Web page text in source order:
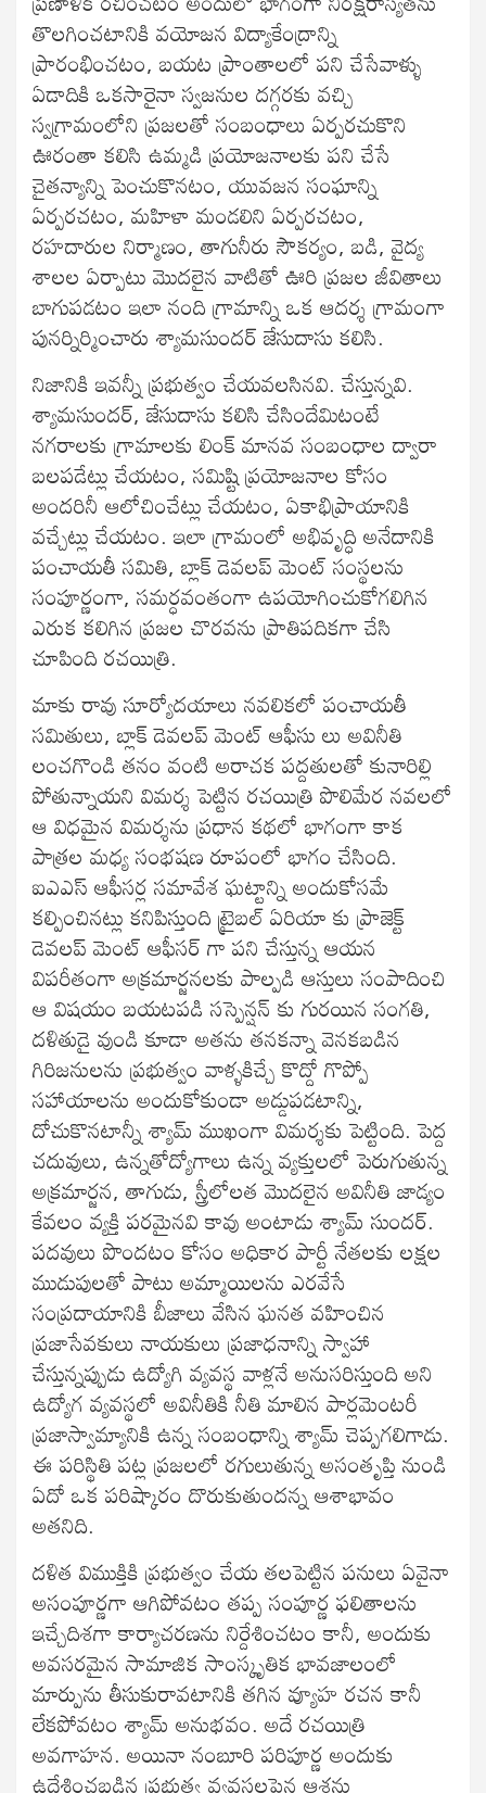
తొలగించటానికి వయోజన విద్యాకేంద్రాన్ని
ప్రారంభించటం, బయట ప్రాంతాలలో పని చేసేవాళ్ళు
ఏడాదికి ఒకసారైనా స్వజనుల దగ్గరకు వచ్చి
స్వగ్రామంలోని ప్రజలతో సంబంధాలు ఏర్పరచుకొని
ఊరంతా కలిసి ఉమ్మడి ప్రయోజనాలకు పని చేసే
చైతన్యాన్ని పెంచుకొనటం, యువజన సంఘాన్ని
ఏర్పరచటం, మహిళా మండలిని ఏర్పరచటం,
రహదారుల నిర్మాణం, తాగునీరు సౌకర్యం, బడి, వైద్య
శాలల ఏర్పాటు మొదలైన వాటితో ఊరి ప్రజల జీవితాలు
బాగుపడటం ఇలా నంది గ్రామాన్ని ఒక ఆదర్శ గ్రామంగా
పునర్నిర్మించారు శ్యామసుందర్ జేసుదాసు కలిసి.
నిజానికి ఇవన్నీ ప్రభుత్వం చేయవలసినవి. చేస్తున్నవి.
శ్యామసుందర్, జేసుదాసు కలిసి చేసిందేమిటంటే
నగరాలకు గ్రామాలకు లింక్ మానవ సంబంధాల ద్వారా
బలపడేట్లు చేయటం, సమిష్టి ప్రయోజనాల కోసం
అందరినీ ఆలోచించేట్లు చేయటం, ఏకాభిప్రాయానికి
వచ్చేట్లు చేయటం. ఇలా గ్రామంలో అభివృద్ధి అనేదానికి
పంచాయతీ సమితి, బ్లాక్ డెవలప్ మెంట్ సంస్థలను
సంపూర్ణంగా, సమర్ధవంతంగా ఉపయోగించుకోగలిగిన
ఎరుక కలిగిన ప్రజల చొరవను ప్రాతిపదికగా చేసి
చూపింది రచయిత్రి.
మాకు రావు సూర్యోదయాలు నవలికలో పంచాయతీ
సమితులు, బ్లాక్ డెవలప్ మెంట్ ఆఫీసు లు అవినీతి
లంచగొండి తనం వంటి అరాచక పద్దతులతో కునారిల్లి
పోతున్నాయని విమర్శ పెట్టిన రచయిత్రి పొలిమేర నవలలో
ఆ విధమైన విమర్శను ప్రధాన కథలో భాగంగా కాక
పాత్రల మధ్య సంభషణ రూపంలో భాగం చేసింది.
ఐఎఎస్ ఆఫీసర్ల సమావేశ ఘట్టాన్ని అందుకోసమే
కల్పించినట్లు కనిపిస్తుంది ట్రైబల్ ఏరియా కు ప్రాజెక్ట్
డెవలప్ మెంట్ ఆఫీసర్ గా పని చేస్తున్న ఆయన
విపరీతంగా అక్రమార్జనలకు పాల్పడి ఆస్తులు సంపాదించి
ఆ విషయం బయటపడి సస్పెన్షన్ కు గురయిన సంగతి,
దళితుడై వుండి కూడా అతను తనకన్నా వెనకబడిన
గిరిజనులను ప్రభుత్వం వాళ్ళకిచ్చే కొద్దో గొప్పో
సహాయాలను అందుకోకుండా అడ్డుపడటాన్ని,
దోచుకొనటాన్నీ శ్యామ్ ముఖంగా విమర్శకు పెట్టింది. పెద్ద
చదువులు, ఉన్నతోద్యోగాలు ఉన్న వ్యక్తులలో పెరుగుతున్న
అక్రమార్జన, తాగుడు, స్త్రీలోలత మొదలైన అవినీతి జాడ్యం
కేవలం వ్యక్తి పరమైనవి కావు అంటాడు శ్యామ్ సుందర్.
పదవులు పొందటం కోసం అధికార పార్టీ నేతలకు లక్షల
ముడుపులతో పాటు అమ్మాయిలను ఎరవేసే
సంప్రదాయానికి బీజాలు వేసిన ఘనత వహించిన
ప్రజాసేవకులు నాయకులు ప్రజాధనాన్ని స్వాహా
చేస్తున్నప్పుడు ఉద్యోగి వ్యవస్థ వాళ్లనే అనుసరిస్తుంది అని
ఉద్యోగ వ్యవస్థలో అవినీతికి నీతి మాలిన పార్లమెంటరీ
ప్రజాస్వామ్యానికి ఉన్న సంబంధాన్ని శ్యామ్ చెప్పగలిగాడు.
ఈ పరిస్థితి పట్ల ప్రజలలో రగులుతున్న అసంతృప్తి నుండి
ఏదో ఒక పరిష్కారం దొరుకుతుందన్న ఆశాభావం
అతనిది.
దళిత విముక్తికి ప్రభుత్వం చేయ తలపెట్టిన పనులు ఏవైనా
అసంపూర్ణగా ఆగిపోవటం తప్ప సంపూర్ణ ఫలితాలను
ఇచ్చేదిశగా కార్యాచరణను నిర్దేశించటం కానీ, అందుకు
అవసరమైన సామాజిక సాంస్కృతిక భావజాలంలో
మార్పును తీసుకురావటానికి తగిన వ్యూహ రచన కానీ
లేకపోవటం శ్యామ్ అనుభవం. అదే రచయిత్రి
అవగాహన. అయినా నంబూరి పరిపూర్ణ అందుకు
ఉద్దేశించబడిన ప్రభుత్వ వ్యవస్థలపైన ఆశను